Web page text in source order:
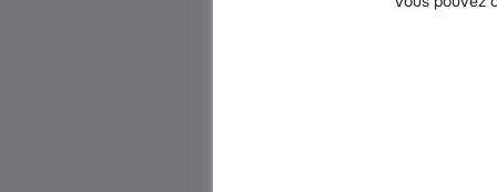
La durée de versement de la
adopté). Par exemple, pour
percevoir l’allocation pendant